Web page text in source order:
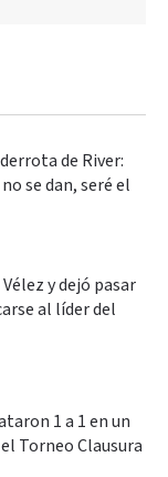
de River:
se dan, seré el
y dejó pasar
al líder del
1 a 1 en un
Torneo Clausura